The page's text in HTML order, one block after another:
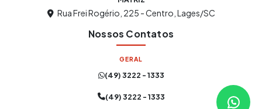
Rua Frei Rogério, 225 - Centro, Lages/SC
Nossos Contatos
GERAL
(49) 3222 - 1333
(49) 3222 - 1333